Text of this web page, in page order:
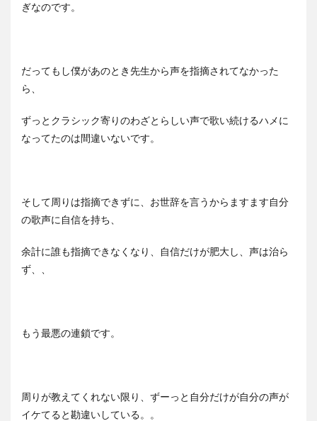
ぎなのです。
だってもし僕があのとき先生から声を指摘されてなかった
ら、
ずっとクラシック寄りのわざとらしい声で歌い続けるハメに
なってたのは間違いないです。
そして周りは指摘できずに、お世辞を言うからますます自分
の歌声に自信を持ち、
余計に誰も指摘できなくなり、自信だけが肥大し、声は治ら
ず、、
もう最悪の連鎖です。
周りが教えてくれない限り、ずーっと自分だけが自分の声が
イケてると勘違いしている。。